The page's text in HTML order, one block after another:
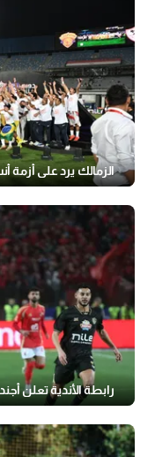
الزمالك يرد على أزمة
رابطة الأندية تعلن